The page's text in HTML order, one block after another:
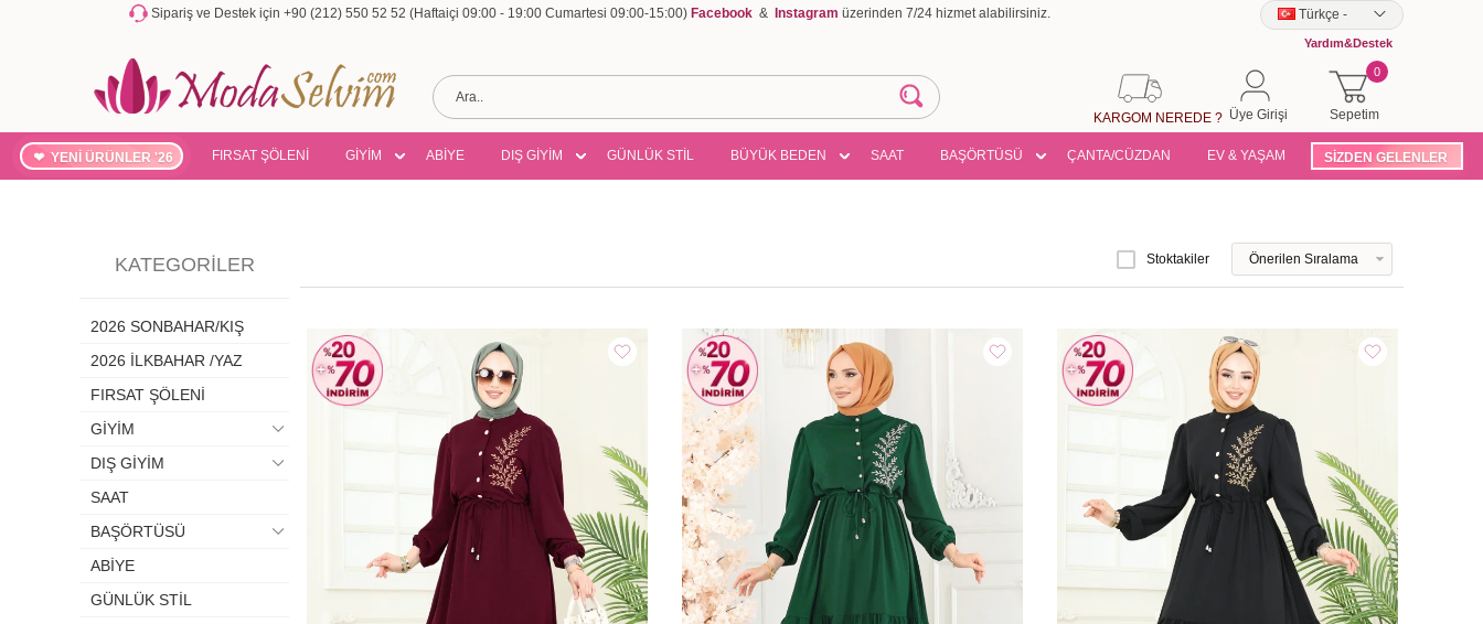
Sipariş ve Destek için +90 (212) 550 52 52 (Haftaiçi 09:00 - 19:00 Cumartesi 09:00-15:00) Facebook & Instagram üzerinden 7/24 hizmet alabilirsiniz. Türkçe -
Yardım&Destek
Sepetim
0
Üye Girişi
KARGOM NEREDE ?
YENİ ÜRÜNLER '26 FIRSAT ŞÖLENİ GİYİM ABİYE DIŞ GİYİM GÜNLÜK STİL BÜYÜK BEDEN SAAT BAŞÖRTÜSÜ ÇANTA/CÜZDAN EV & YAŞAM SİZDEN GELENLER
KATEGORILER
2026 SONBAHAR/KIŞ
2026 İLKBAHAR /YAZ
FIRSAT ŞÖLENİ
GİYİM
DIŞ GİYİM
SAAT
BAŞÖRTÜSÜ
ABİYE
GÜNLÜK STİL
Stoktakiler